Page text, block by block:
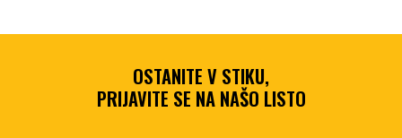
OSTANITE V STIKU,
PRIJAVITE SE NA NAŠO LISTO